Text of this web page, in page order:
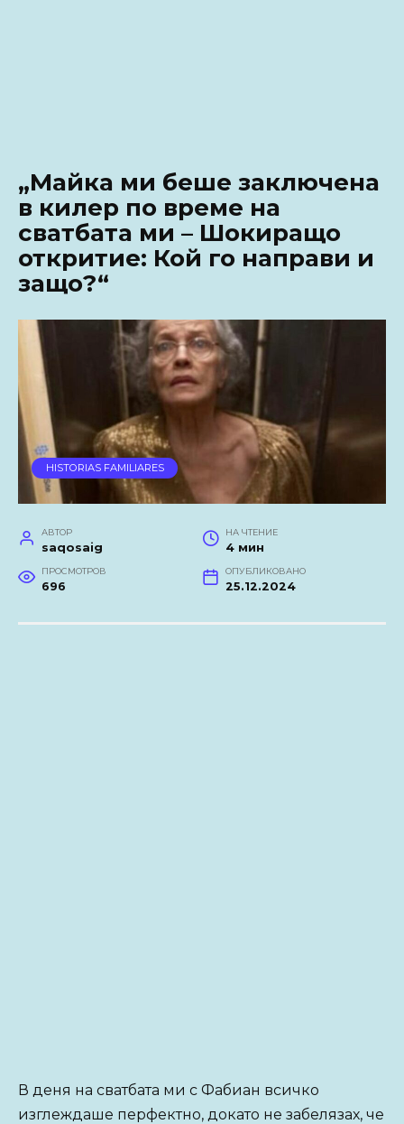
„Майка ми беше заключена
в килер по време на
сватбата ми – Шокиращо
откритие: Кой го направи и
защо?“
HISTORIAS FAMILIARES
АВТОР
saqosaig
НА ЧТЕНИЕ
4 мин
ПРОСМОТРОВ
696
ОПУБЛИКОВАНО
25.12.2024
В деня на сватбата ми с Фабиан всичко
изглеждаше перфектно, докато не забелязах, че